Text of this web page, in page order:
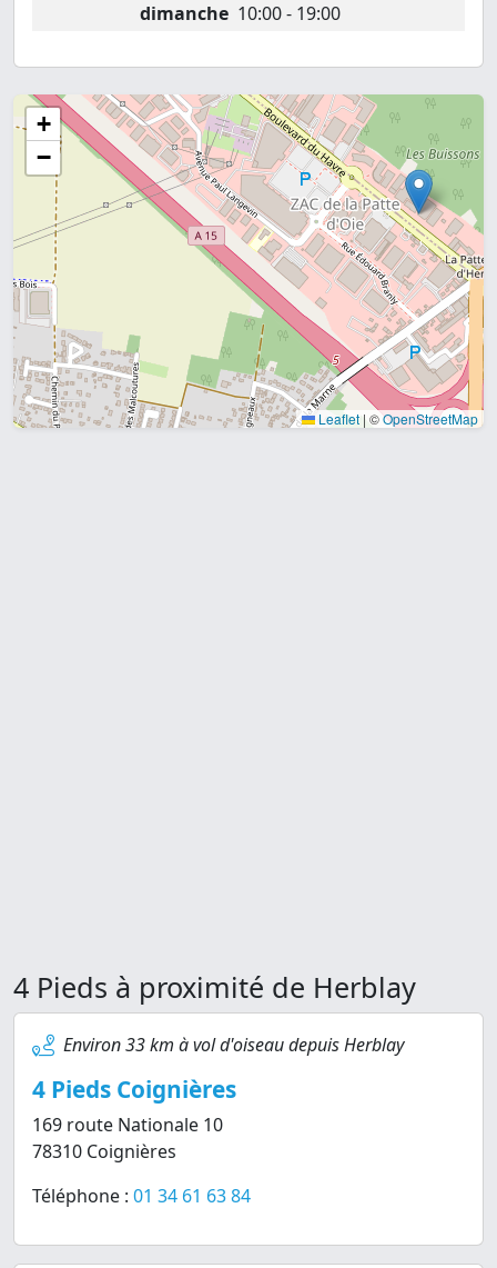
dimanche 10:00 - 19:00
+
−
Leaflet | ©OpenStreetMap
4 Pieds à proximité de Herblay
Environ 33 km à vol d'oiseau depuis Herblay
4 Pieds Coignières
169 route Nationale 10
78310 Coignières
Téléphone : 01 34 61 63 84